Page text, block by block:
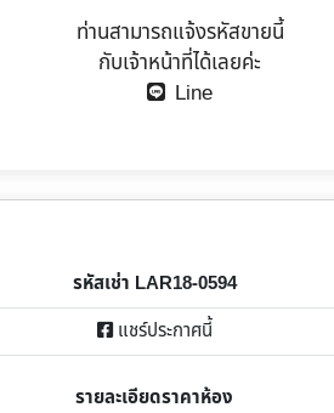
ท่านสามารถแจ้งรหัสขายนี้
กับเจ้าหน้าที่ได้เลยค่ะ
Line
รหัสเช่า LAR18-0594
แชร์ประกาศนี้
รายละเอียดราคาห้อง